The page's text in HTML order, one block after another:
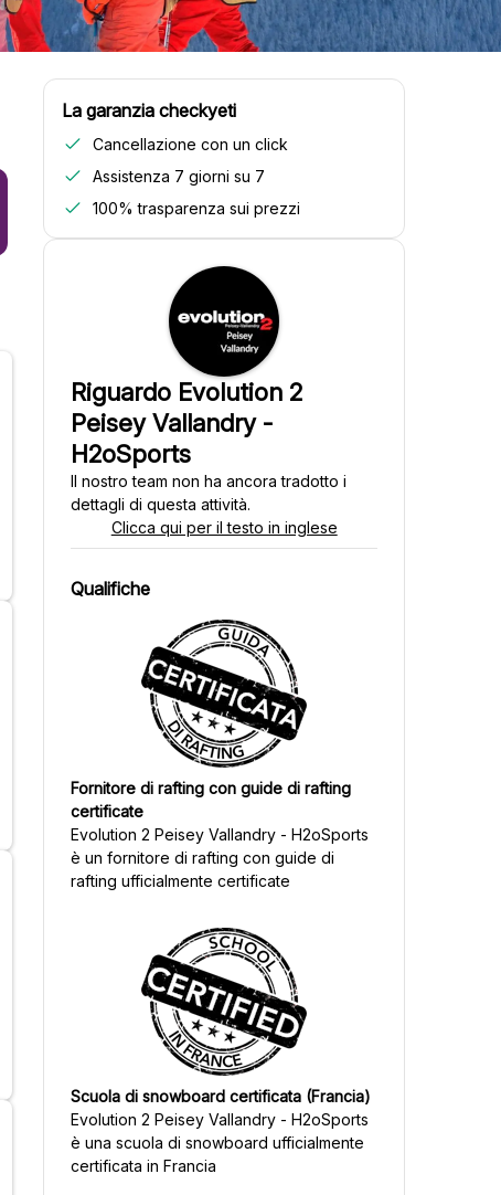
La garanzia checkyeti
Cancellazione con un click
Assistenza 7 giorni su 7
100% trasparenza sui prezzi
Riguardo Evolution 2
Peisey Vallandry -
H2oSports
Il nostro team non ha ancora tradotto i
dettagli di questa attività.
Clicca qui per il testo in inglese
Qualifiche
Fornitore di rafting con guide di rafting
certificate
Evolution 2 Peisey Vallandry - H2oSports
è un fornitore di rafting con guide di
rafting ufficialmente certificate
Scuola di snowboard certificata (Francia)
Evolution 2 Peisey Vallandry - H2oSports
è una scuola di snowboard ufficialmente
certificata in Francia